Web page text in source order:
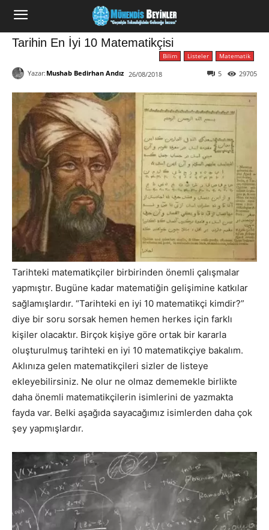
Tarihin En İyi 10 Matematikçisi
Bilim Listeler Matematik
Yazar: Mushab Bedirhan Andız 26/08/2018 29705
5
Tarihteki matematikçiler birbirinden önemli çalışmalar
yapmıştır. Bugüne kadar matematiğin gelişimine katkılar
sağlamışlardır. “Tarihteki en iyi 10 matematikçi kimdir?”
diye bir soru sorsak hemen hemen herkes için farklı
kişiler olacaktır. Birçok kişiye göre ortak bir kararla
oluşturulmuş tarihteki en iyi 10 matematikçiye bakalım.
Aklınıza gelen matematikçileri sizler de listeye
ekleyebilirsiniz. Ne olur ne olmaz dememekle birlikte
daha önemli matematikçilerin isimlerini de yazmakta
fayda var. Belki aşağıda sayacağımız isimlerden daha çok
şey yapmışlardır.